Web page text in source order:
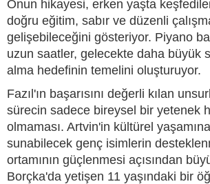
Onun hikayesi, erken yaşta
doğru eğitim, sabır ve düzenli
gelişebileceğini gösteriyor. Piyano
uzun saatler, gelecekte daha büyük
alma hedefinin temelini oluşturuyor.
Fazıl'ın başarısını değerli kılan
sürecin sadece bireysel bir yetenek
olmaması. Artvin'in kültürel
sunabilecek genç isimlerin
ortamının güçlenmesi açısından
Borçka'da yetişen 11 yaşındaki bir